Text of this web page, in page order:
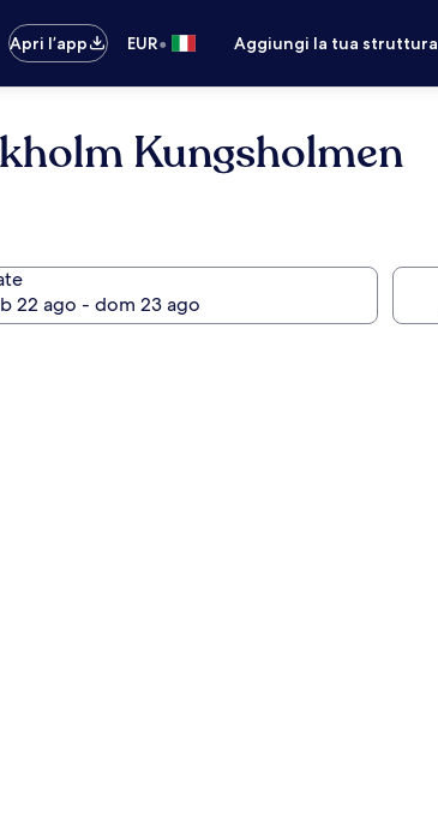
Apri l’app EUR• Aggiungi la tua struttura
Kungsholmen